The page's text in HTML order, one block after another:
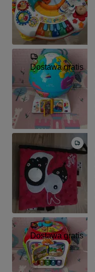
Dostawa gratis
Dostawa gratis